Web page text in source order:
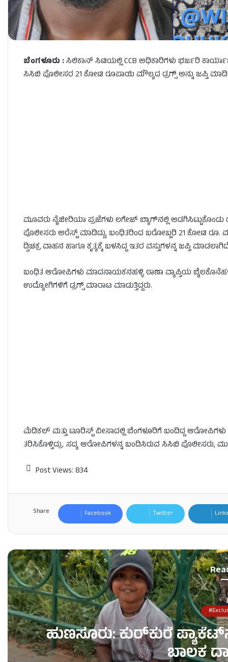
ಬೆಂಗಳೂರು :ಸಿಲಿಕಾನ್‌ ಸಿಟಿಯಲ್ಲಿ CCB ಅಧಿಕಾರಿಗಳು ಭರ್ಜರಿ
ಸಿಸಿಬಿ ಪೊಲೀಸರ 21 ಕೋಟಿ ರೂಪಾಯಿ ಮೌಲ್ಯದ ಡ್ರಗ್ಸ್ ಅನ್ನು ಜಪ್ತಿ
ಮೂವರು ನೈಜೀರಿಯಾ ಪ್ರಜೆಗಳು ಲಗೇಜ್‌ ಬ್ಯಾಗ್‌ನಲ್ಲಿ ಅಡಗಿಸಿಟ್ಟುಕೊಂಡು
ಪೊಲೀಸರು ಅರೆಸ್ಟ್‌ ಮಾಡಿದ್ದು, ಬಂಧಿತರಿಂದ ಬರೋಬ್ಬರಿ 21 ಕೋಟಿ ರೂ.
ದ್ವಿಚಕ್ರ ವಾಹನ ಹಾಗೂ ಕೃತ್ಯಕ್ಕೆ ಬಳಸಿದ್ದ ಇತರ ವಸ್ತುಗಳನ್ನ ಜಪ್ತಿ
ಬಂಧಿತ ಆರೋಪಿಗಳು ಮಾದನಾಯಕನಹಳ್ಳಿ ಠಾಣಾ ವ್ಯಾಪ್ತಿಯ
ಉದ್ಯೋಗಿಗಳಿಗೆ ಡ್ರಗ್ಸ್‌ ಮಾರಾಟ ಮಾಡುತ್ತಿದ್ದರು.
ಮೆಡಿಕಲ್ ಮತ್ತು ಟೂರಿಸ್ಟ್ ವೀಸಾದಲ್ಲಿ ಬೆಂಗಳೂರಿಗೆ ಬಂದಿದ್ದ
ತರಿಸಿಕೊಳ್ತಿದ್ರು. ಸದ್ಯ ಆರೋಪಿಗಳನ್ನ ಬಂದಿಸಿರುವ ಸಿಸಿಬಿ ಪೊಲೀಸರು,
Post Views: 834
Share Facebook Twitter
ಹುಣಸೂರು: ಕುರ್‌ಕುರೆ
ಬಾಲಕ